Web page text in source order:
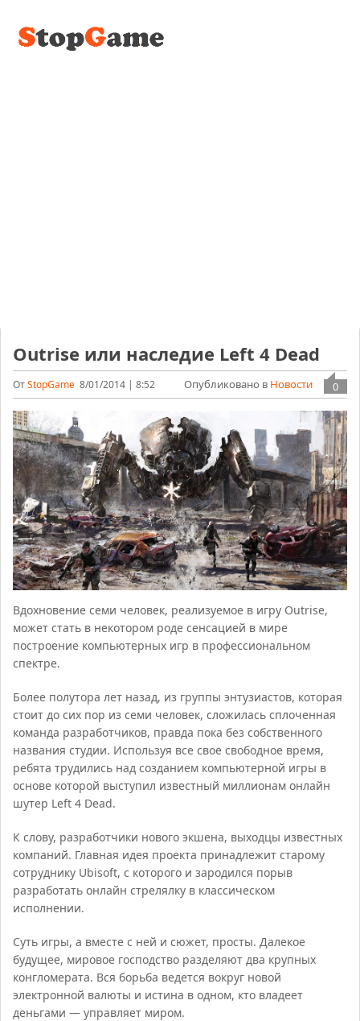
Outrise или наследие Left 4 Dead
ОтStopGame 8/01/2014 | 8:52 0
Опубликовано в Новости
Вдохновение семи человек, реализуемое в игру Outrise,
может стать в некотором роде сенсацией в мире
построение компьютерных игр в профессиональном
спектре.
Более полутора лет назад, из группы энтузиастов, которая
стоит до сих пор из семи человек, сложилась сплоченная
команда разработчиков, правда пока без собственного
названия студии. Используя все свое свободное время,
ребята трудились над созданием компьютерной игры в
основе которой выступил известный миллионам онлайн
шутер Left 4 Dead.
К слову, разработчики нового экшена, выходцы известных
компаний. Главная идея проекта принадлежит старому
сотруднику Ubisoft, с которого и зародился порыв
разработать онлайн стрелялку в классическом
исполнении.
Суть игры, а вместе с ней и сюжет, просты. Далекое
будущее, мировое господство разделяют два крупных
конгломерата. Вся борьба ведется вокруг новой
электронной валюты и истина в одном, кто владеет
деньгами — управляет миром.